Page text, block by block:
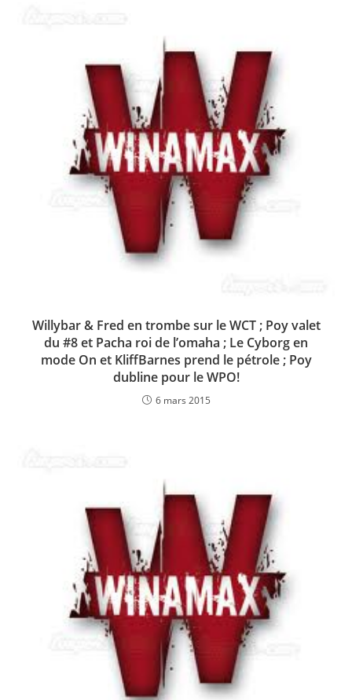
Willybar & Fred en trombe sur le WCT ; Poy valet
du #8 et Pacha roi de l’omaha ; Le Cyborg en
mode On et KliffBarnes prend le pétrole ; Poy
dubline pour le WPO!
6 mars 2015